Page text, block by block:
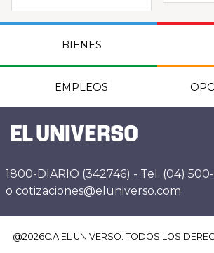
BIENES
EMPLEOS
1800-DIARIO (342746) - Tel. (04)
o cotizaciones@eluniverso.com
@2026C.A EL UNIVERSO. TODOS LOS